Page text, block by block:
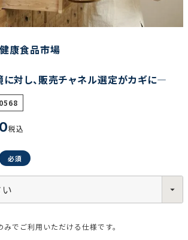
ぶ
ト
康食品市場
対し、販売チャネル選定がカギに―
税込
でご利用いただける仕様です。